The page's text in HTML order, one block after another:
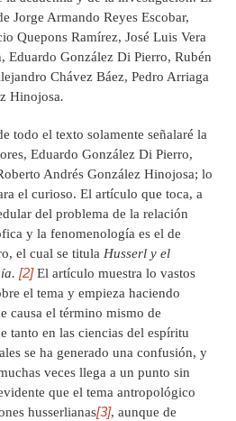
Jorge Armando Reyes Escobar,
Quepons Ramírez, José Luis Vera
Eduardo González Di Pierro, Rubén
Chávez Báez, Pedro Arriaga
Hinojosa.
todo el texto solamente señalaré la
Eduardo González Di Pierro,
Andrés González Hinojosa; lo
el curioso. El artículo que toca, a
del problema de la relación
y la fenomenología es el de
el cual se titula Husserl y el
[2]El artículo muestra lo vastos
el tema y empieza haciendo
causa el término mismo de
tanto en las ciencias del espíritu
se ha generado una confusión, y
veces llega a un punto sin
que el tema antropológico
husserlianas[3], aunque de